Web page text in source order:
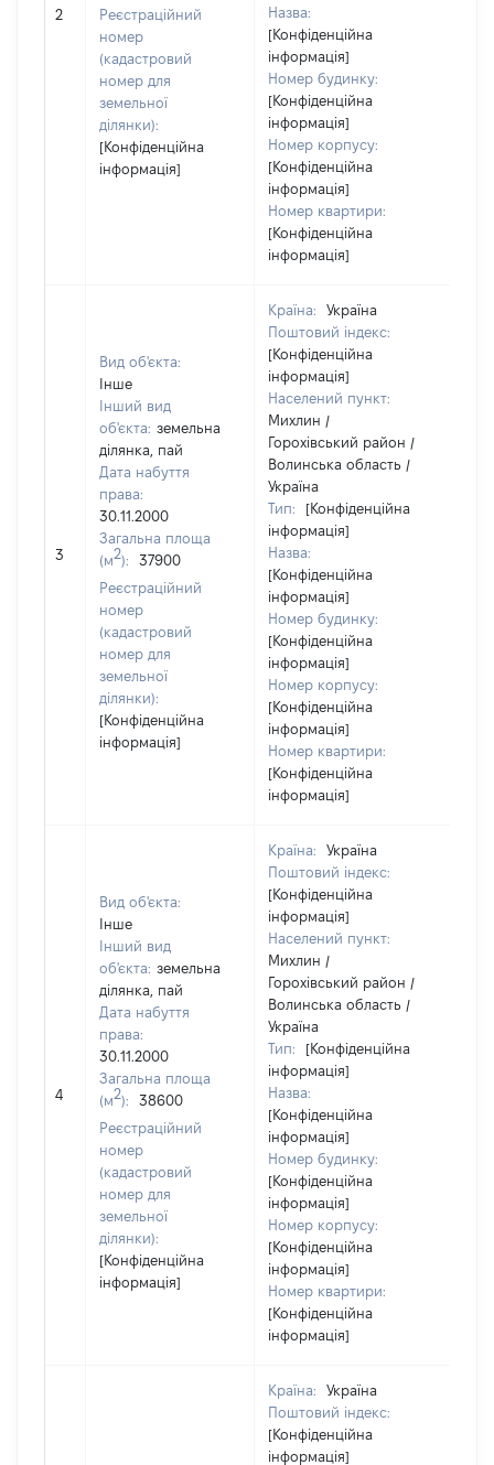
2
Реєстраційний
номер
(кадастровий
номер для
земельної
ділянки):
[Конфіденційна
інформація]
Назва:
[Конфіденційна
інформація]
Номер будинку:
[Конфіденційна
інформація]
Номер корпусу:
[Конфіденційна
інформація]
Номер квартири:
[Конфіденційна
інформація]
3
Вид об'єкта:
Інше
Інший вид
об'єкта: земельна
ділянка, пай
Дата набуття
права:
30.11.2000
Загальна площа
(м2):
37900
Реєстраційний
номер
(кадастровий
номер для
земельної
ділянки):
[Конфіденційна
інформація]
Країна:
Україна
Поштовий індекс:
[Конфіденційна
інформація]
Населений пункт:
Михлин /
Горохівський район /
Волинська область /
Україна
Тип:
[Конфіденційна
інформація]
Назва:
[Конфіденційна
інформація]
Номер будинку:
[Конфіденційна
інформація]
Номер корпусу:
[Конфіденційна
інформація]
Номер квартири:
[Конфіденційна
інформація]
4
Вид об'єкта:
Інше
Інший вид
об'єкта: земельна
ділянка, пай
Дата набуття
права:
30.11.2000
Загальна площа
(м2):
38600
Реєстраційний
номер
(кадастровий
номер для
земельної
ділянки):
[Конфіденційна
інформація]
Країна:
Україна
Поштовий індекс:
[Конфіденційна
інформація]
Населений пункт:
Михлин /
Горохівський район /
Волинська область /
Україна
Тип:
[Конфіденційна
інформація]
Назва:
[Конфіденційна
інформація]
Номер будинку:
[Конфіденційна
інформація]
Номер корпусу:
[Конфіденційна
інформація]
Номер квартири:
[Конфіденційна
інформація]
Країна:
Україна
Поштовий індекс:
[Конфіденційна
інформація]